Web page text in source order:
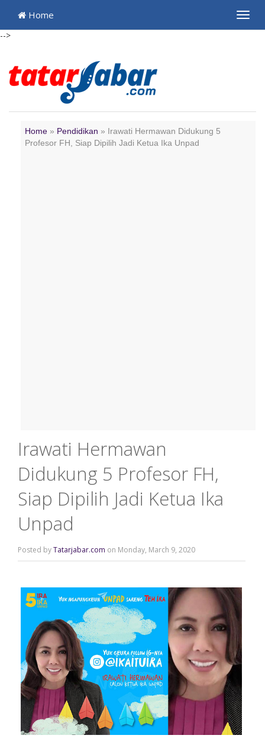
-->
Home
Home » Pendidikan » Irawati Hermawan Didukung 5
Profesor FH, Siap Dipilih Jadi Ketua Ika Unpad
Irawati Hermawan
Didukung 5 Profesor FH,
Siap Dipilih Jadi Ketua Ika
Unpad
Posted byTatarjabar.com on Monday, March 9, 2020